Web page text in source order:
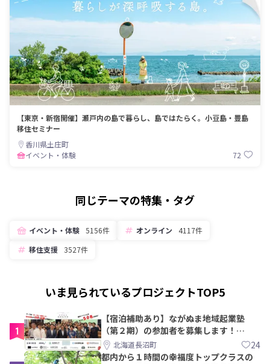
【東京・新宿開催】瀬戸内の島で暮らし、島ではたらく。小豆島・豊島
移住セミナー
香川県土庄町
イベント・体験
72
同じテーマの特集・タグ
イベント・体験 5156件 オンライン
4117件
移住支援 3527件
いま見られているプロジェクトTOP5
1
【宿泊補助あり】ながぬま地域起業塾
（第２期）の参加者を募集します！
【8/21〆】
北海道長沼町 24
都内から１時間の幸福度トップクラスの